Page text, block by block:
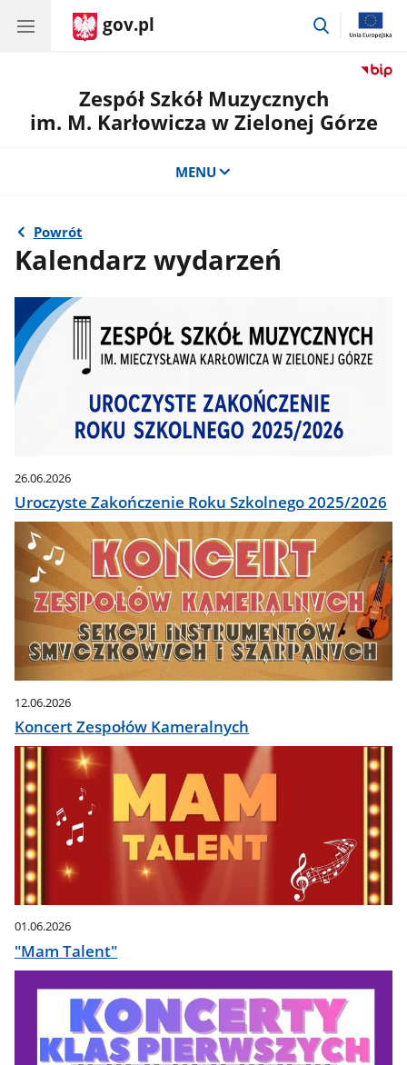
gov.pl
przejdź
Zespół Szkół Muzycznych
im. M. Karłowicza w Zielonej Górze
MENU
Powrót
Kalendarz wydarzeń
26.06.2026
Uroczyste Zakończenie Roku Szkolnego 2025/2026
12.06.2026
Koncert Zespołów Kameralnych
01.06.2026
"Mam Talent"